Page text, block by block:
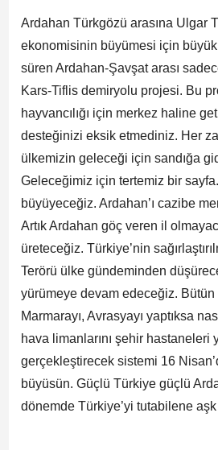
Ardahan Türkgözü arasına Ulgar
ekonomisinin büyümesi için
süren Ardahan-Şavşat arası
Kars-Tiflis demiryolu projesi. Bu
hayvancılığı için merkez haline
desteğinizi eksik etmediniz. Her
ülkemizin geleceği için sandığa
Geleceğimiz için tertemiz bir sayfa.
büyüyeceğiz. Ardahan’ı cazibe
Artık Ardahan göç veren il
üreteceğiz. Türkiye’nin
Terörü ülke gündeminden
yürümeye devam edeceğiz.
Marmarayı, Avrasyayı yaptıksa
hava limanlarını şehir hastaneleri
gerçekleştirecek sistemi 16
büyüsün. Güçlü Türkiye güçlü
dönemde Türkiye’yi tutabilene